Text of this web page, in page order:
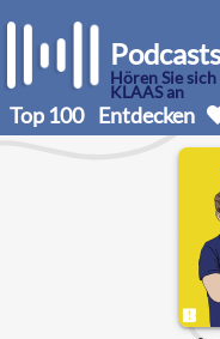
Hören Sie
KLAAS an
Top 100 Entdecken